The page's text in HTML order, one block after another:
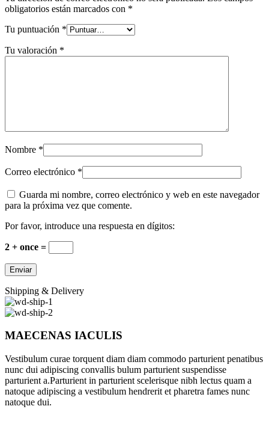
obligatorios están marcados con *
Tu puntuación *
Tu valoración *
Nombre *
Correo electrónico *
Guarda mi nombre, correo electrónico y web en este navegador
para la próxima vez que comente.
Por favor, introduce una respuesta en dígitos:
2 + once =
Shipping & Delivery
MAECENAS IACULIS
Vestibulum curae torquent diam diam commodo parturient penatibus
nunc dui adipiscing convallis bulum parturient suspendisse
parturient a.Parturient in parturient scelerisque nibh lectus quam a
natoque adipiscing a vestibulum hendrerit et pharetra fames nunc
natoque dui.